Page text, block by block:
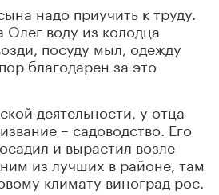
надо приучить к труду.
Олег воду из колодца
посуду мыл, одежду
благодарен за это
деятельности, у отца
– садоводство. Его
и вырастил возле
из лучших в районе, там
климату виноград рос.